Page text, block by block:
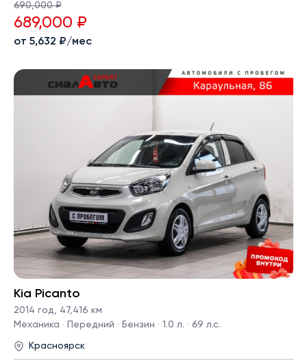
690,000 ₽
689,000 ₽
от 5,632 ₽/мес
Kia Picanto
2014 год, 47,416 км
Механика · Передний · Бензин · 1.0 л. · 69 л.с.
Красноярск